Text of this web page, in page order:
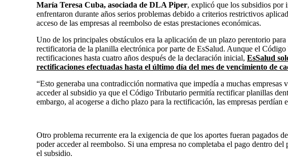
María Teresa Cuba, asociada de DLA Piper, explicó que los subsidios por
enfrentaron durante años serios problemas debido a criterios restrictivos
acceso de las empresas al reembolso de estas prestaciones económicas.
Uno de los principales obstáculos era la aplicación de un plazo perentorio para
rectificatoria de la planilla electrónica por parte de EsSalud. Aunque el
rectificaciones hasta cuatro años después de la declaración inicial, EsSalud
rectificaciones efectuadas hasta el último día del mes de vencimiento de
“Esto generaba una contradicción normativa que impedía a muchas empresas
acceder al subsidio ya que el Código Tributario permitía rectificar planillas
embargo, al acogerse a dicho plazo para la rectificación, las empresas perdían
Otro problema recurrente era la exigencia de que los aportes fueran pagados
poder acceder al reembolso. Si una empresa no completaba el pago dentro del
el subsidio.